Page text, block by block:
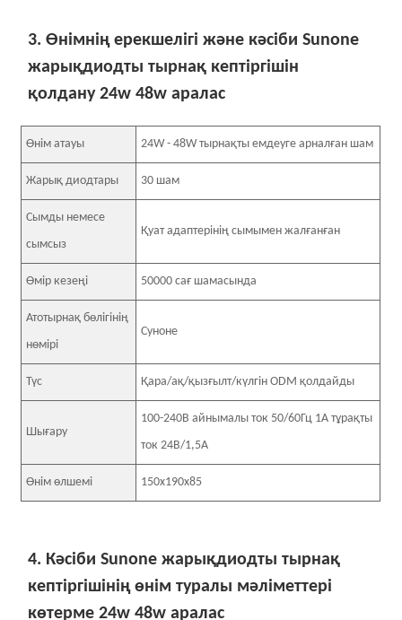
3. Өнімнің ерекшелігі және кәсіби Sunone
жарықдиодты тырнақ кептіргішін
қолдану 24w 48w аралас
Өнім атауы 24W - 48W тырнақты емдеуге арналған шам
Жарық диодтары 30 шам
Сымды немесе
сымсыз
Қуат адаптерінің сымымен жалғанған
Өмір кезеңі 50000 сағ шамасында
Атотырнақ бөлігінің
нөмірі
Суноне
Түс Қара/ақ/қызғылт/күлгін ODM қолдайды
Шығару
100-240В айнымалы ток 50/60Гц 1А тұрақты
ток 24В/1,5А
Өнім өлшемі 150x190x85
4. Кәсіби Sunone жарықдиодты тырнақ
кептіргішінің өнім туралы мәліметтері
көтерме 24w 48w аралас